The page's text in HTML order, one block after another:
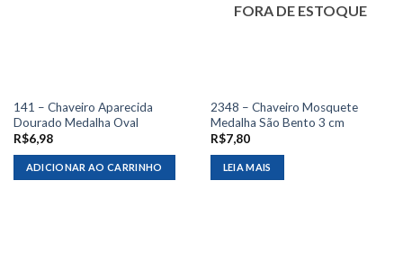
141 – Chaveiro Aparecida
Dourado Medalha Oval
R$6,98
ADICIONAR AO CARRINHO
FORA DE ESTOQUE
2348 – Chaveiro Mosquete
Medalha São Bento 3 cm
R$7,80
LEIA MAIS